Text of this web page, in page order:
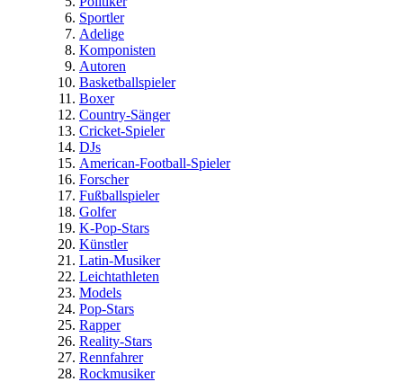
Sportler
Adelige
Komponisten
Autoren
Basketballspieler
Boxer
Country-Sänger
Cricket-Spieler
DJs
American-Football-Spieler
Forscher
Fußballspieler
Golfer
K-Pop-Stars
Künstler
Latin-Musiker
Leichtathleten
Models
Pop-Stars
Rapper
Reality-Stars
Rennfahrer
Rockmusiker